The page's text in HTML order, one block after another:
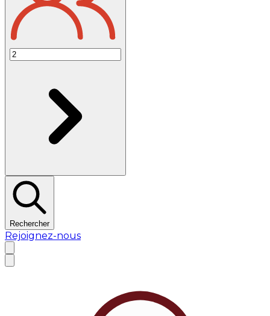
Rechercher
Rejoignez-nous